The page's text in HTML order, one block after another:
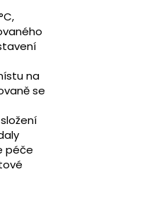
na
se
péče